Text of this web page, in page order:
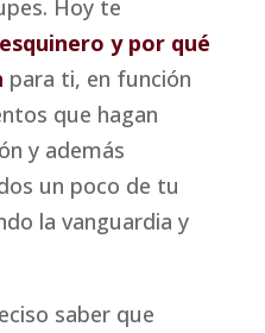
Hoy te
y por qué
para ti, en función
que hagan
y además
un poco de tu
la vanguardia y
saber que